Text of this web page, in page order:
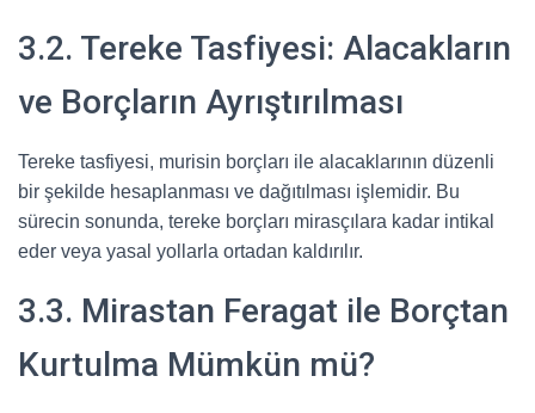
3.2. Tereke Tasfiyesi: Alacakların
ve Borçların Ayrıştırılması
Tereke tasfiyesi, murisin borçları ile alacaklarının düzenli
bir şekilde hesaplanması ve dağıtılması işlemidir. Bu
sürecin sonunda, tereke borçları mirasçılara kadar intikal
eder veya yasal yollarla ortadan kaldırılır.
3.3. Mirastan Feragat ile Borçtan
Kurtulma Mümkün mü?